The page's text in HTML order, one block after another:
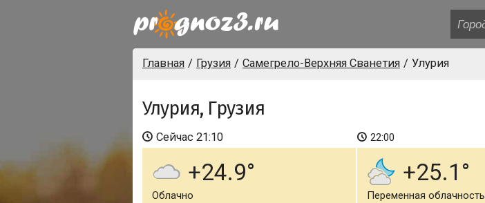
Главная Грузия Самегрело-Верхняя Сванетия Улурия
Улурия, Грузия
Сейчас 21:10
+24.9
Облачно
22:00
+25.1
Переменная облачность